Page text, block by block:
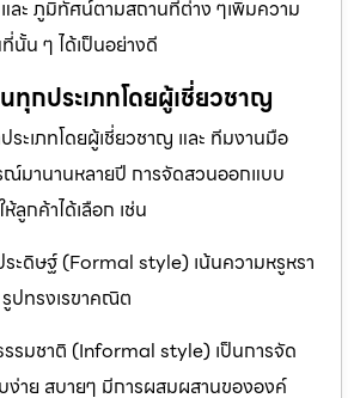
ละ ภูมิทัศน์ตามสถานที่ต่าง ๆเพิ่มความ
นั้น ๆ ได้เป็นอย่างดี
กประเภทโดยผู้เชี่ยวชาญ
ะเภทโดยผู้เชี่ยวชาญ และ ทีมงานมือ
มานานหลายปี การจัดสวนออกแบบ
ลูกค้าได้เลือก เช่น
ะดิษฐ์ (Formal style) เน้นความหรูหรา
รูปทรงเรขาคณิต
รมชาติ (Informal style) เป็นการจัด
ง่าย สบายๆ มีการผสมผสานขององค์